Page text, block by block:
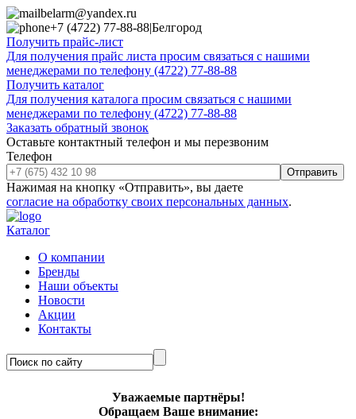
belarm@yandex.ru
+7 (4722) 77-88-88|Белгород
Получить прайс-лист
Для получения прайс листа просим связаться с нашими
менеджерами по телефону (4722) 77-88-88
Получить каталог
Для получения каталога просим связаться с нашими
менеджерами по телефону (4722) 77-88-88
Заказать обратный звонок
Оставьте контактный телефон и мы перезвоним
Телефон
Отправить
Нажимая на кнопку «Отправить», вы даете
согласие на обработку своих персональных данных.
Каталог
О компании
Бренды
Наши объекты
Новости
Акции
Контакты
Уважаемые партнёры!
Обращаем Ваше внимание: